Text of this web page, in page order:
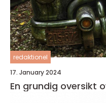
redaktionel
17. January 2024
En grundig oversikt